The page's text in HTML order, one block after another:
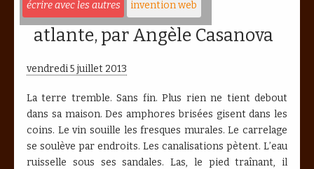
écrire avec les autres invention web
atlante, par Angèle Casanova
vendredi 5 juillet 2013
La terre tremble. Sans fin. Plus rien ne tient debout
dans sa maison. Des amphores brisées gisent dans les
coins. Le vin souille les fresques murales. Le carrelage
se soulève par endroits. Les canalisations pètent. L’eau
ruisselle sous ses sandales. Las, le pied traînant, il